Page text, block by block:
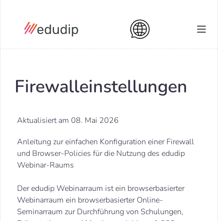
Firewalleinstellungen
Aktualisiert am 08. Mai 2026
Anleitung zur einfachen Konfiguration einer Firewall
und Browser-Policies für die Nutzung des edudip
Webinar-Raums
Der edudip Webinarraum ist ein browserbasierter
Webinarraum ein browserbasierter Online-
Seminarraum zur Durchführung von Schulungen,